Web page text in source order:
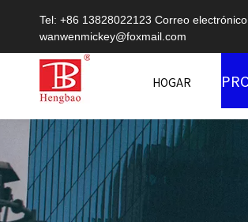
Tel: +86 13828022123 Correo
wanwenmickey@foxmail.com
HOGAR